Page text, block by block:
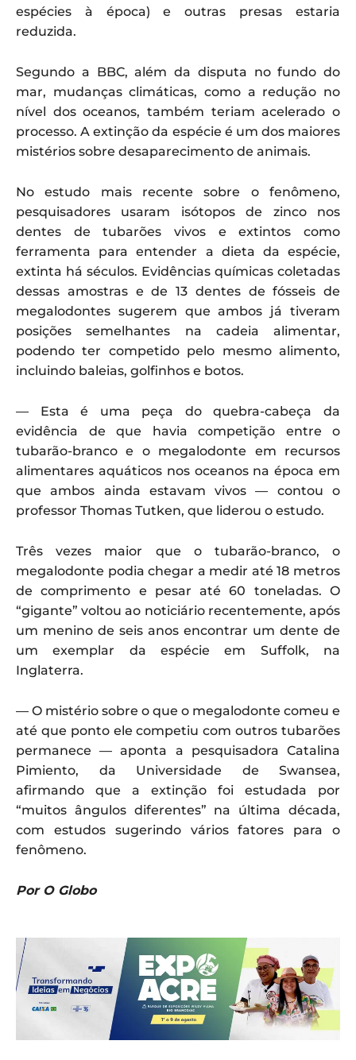
espécies à época) e outras presas estaria
reduzida.
Segundo a BBC, além da disputa no fundo do
mar, mudanças climáticas, como a redução no
nível dos oceanos, também teriam acelerado o
processo. A extinção da espécie é um dos maiores
mistérios sobre desaparecimento de animais.
No estudo mais recente sobre o fenômeno,
pesquisadores usaram isótopos de zinco nos
dentes de tubarões vivos e extintos como
ferramenta para entender a dieta da espécie,
extinta há séculos. Evidências químicas coletadas
dessas amostras e de 13 dentes de fósseis de
megalodontes sugerem que ambos já tiveram
posições semelhantes na cadeia alimentar,
podendo ter competido pelo mesmo alimento,
incluindo baleias, golfinhos e botos.
— Esta é uma peça do quebra-cabeça da
evidência de que havia competição entre o
tubarão-branco e o megalodonte em recursos
alimentares aquáticos nos oceanos na época em
que ambos ainda estavam vivos — contou o
professor Thomas Tutken, que liderou o estudo.
Três vezes maior que o tubarão-branco, o
megalodonte podia chegar a medir até 18 metros
de comprimento e pesar até 60 toneladas. O
“gigante” voltou ao noticiário recentemente, após
um menino de seis anos encontrar um dente de
um exemplar da espécie em Suffolk, na
Inglaterra.
— O mistério sobre o que o megalodonte comeu e
até que ponto ele competiu com outros tubarões
permanece — aponta a pesquisadora Catalina
Pimiento, da Universidade de Swansea,
afirmando que a extinção foi estudada por
“muitos ângulos diferentes” na última década,
com estudos sugerindo vários fatores para o
fenômeno.
Por O Globo